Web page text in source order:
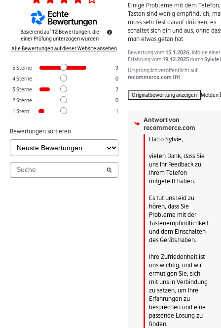
Basierend auf12 Bewertungen, die
einer Prüfung unterzogen wurden
Alle Bewertungen auf dieser Website ansehen
5Sterne
9
4Sterne
0
3Sterne
2
2Sterne
0
1 Stern 1
Bewertungen sortieren
Einige Probleme mit dem
Tasten sind wenig empfindlich,
muss sehr fest darauf drücken, es
schaltet sich ein und aus, ohne
man etwas getan hat
Bewertung vom 15.1.2026 , infolge einer
Erfahrung vom 19.12.2025durchSylvie
Ursprünglich veröffentlicht auf
recommerce.com (fr)
Originalbewertung anzeigen Melden
Antwort von
recommerce.com
Hallo Sylvie,
vielen Dank, dass Sie
uns Ihr Feedback zu
Ihrem Telefon
mitgeteilt haben.
Es tut uns leid zu
hören, dass Sie
Probleme mit der
Tastenempfindlichkeit
und dem Einschalten
des Geräts haben.
Ihre Zufriedenheit ist
uns wichtig, und wir
ermutigen Sie, sich
mit uns in Verbindung
zu setzen, um Ihre
Erfahrungen zu
besprechen und eine
passende Lösung zu
finden.